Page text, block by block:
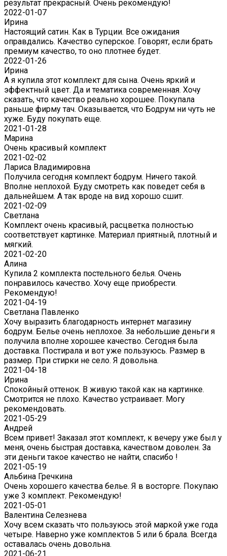
результат прекрасный. Очень рекомендую!
2022-01-07
Ирина
Настоящий сатин. Как в Турции. Все ожидания
оправдались. Качество суперское. Говорят, если брать
премиум качество, то оно плотнее будет.
2022-01-26
Ирина
А я купила этот комплект для сына. Очень яркий и
эффектный цвет. Да и тематика современная. Хочу
сказать, что качество реально хорошее. Покупала
раньше фирму тач. Оказывается, что Бодрум ни чуть не
хуже. Буду покупать еще.
2021-01-28
Марина
Очень красивый комплект
2021-02-02
Лариса Владимировна
Получила сегодня комплект бодрум. Ничего такой.
Вполне неплохой. Буду смотреть как поведет себя в
дальнейшем. А так вроде на вид хорошо сшит.
2021-02-09
Светлана
Комплект очень красивый, расцветка полностью
соответствует картинке. Материал приятный, плотный и
мягкий.
2021-02-20
Алина
Купила 2 комплекта постельного белья. Очень
понравилось качество. Хочу еще приобрести.
Рекомендую!
2021-04-19
Светлана Павленко
Хочу выразить благодарность интернет магазину
бодрум. Белье очень неплохое. За небольшие деньги я
получила вполне хорошее качество. Сегодня была
доставка. Постирала и вот уже пользуюсь. Размер в
размер. При стирки не село. Я довольна.
2021-04-18
Ирина
Спокойный оттенок. В живую такой как на картинке.
Смотрится не плохо. Качество устраивает. Могу
рекомендовать.
2021-05-29
Андрей
Всем привет! Заказал этот комплект, к вечеру уже был у
меня, очень быстрая доставка, качеством доволен. За
эти деньги такое качество не найти, спасибо !
2021-05-19
Альбина Гречкина
Очень хорошего качества белье. Я в восторге. Покупаю
уже 3 комплект. Рекомендую!
2021-05-01
Валентина Селезнева
Хочу всем сказать что пользуюсь этой маркой уже года
четыре. Наверно уже комплектов 5 или 6 брала. Всегда
оставалась очень довольна.
2021-06-21